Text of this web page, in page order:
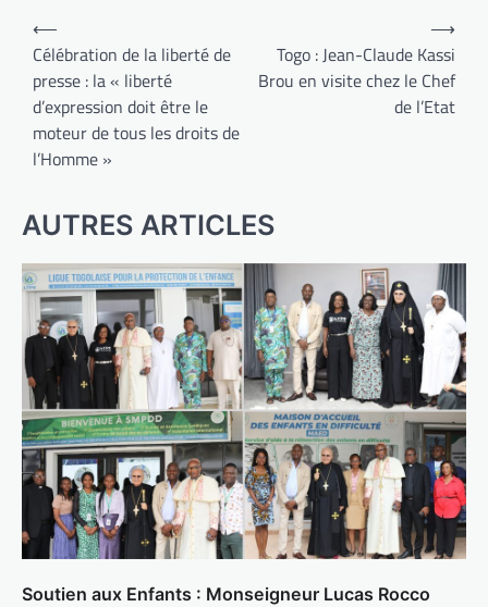
Navigation
de
l’article
⟵
Célébration de la liberté de
presse : la « liberté
d’expression doit être le
moteur de tous les droits de
l’Homme »
Togo : Jean-Claude Kassi
Brou en visite chez le Chef
de l’Etat
⟶
AUTRES ARTICLES
Soutien aux Enfants : Monseigneur Lucas Rocco